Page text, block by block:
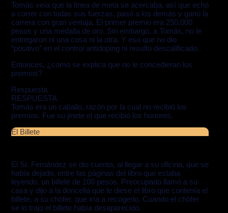
Tomás veía que la línea de meta se acercaba, así que echó
a correr con todas sus fuerzas, pasó a los demás y ganó la
carrera con gran ventaja. El primer premio era 250.000
pesos y una medalla de oro. Sin embargo, a Tomás, no le
entregaron ni una cosa ni la otra. Y eso que no dio
“positivo” en el control antidoping ni resultó descalificado.
Entonces, ¿cómo se explica que no le concedieran los
premios?
Respuesta
RESPUESTA
Tomás era un caballo, razón por la cual no recibió los
premios. Fue su jinete el que recibió los honores.
El Billete
El Sr. Fernández se dio cuenta, al llegar a su oficina, que se
había dejado, entre las páginas del libro que estaba
leyendo, un billete de 100 pesos. Preocupado llamó a su
casa y dijo a la doncella que le diese el libro que contenía el
billete, a su chófer, que iría a recogerlo. Cuando el chófer
se lo trajo el billete había desaparecido.